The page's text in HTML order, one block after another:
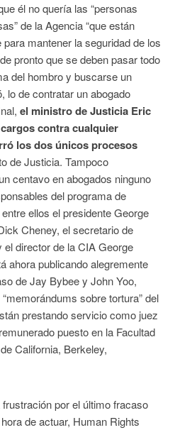
él no quería las “personas
de la Agencia “que están
mantener la seguridad de los
pronto que se deben pasar todo
del hombro y buscarse un
lo de contratar un abogado
el ministro de Justicia Eric
contra cualquier
los dos únicos procesos
de Justicia. Tampoco
centavo en abogados ninguno
del programa de
ellos el presidente George
Cheney, el secretario de
director de la CIA George
ahora publicando alegremente
de Jay Bybee y John Yoo,
sobre tortura” del
prestando servicio como juez
puesto en la Facultad
California, Berkeley,
por el último fracaso
de actuar, Human Rights